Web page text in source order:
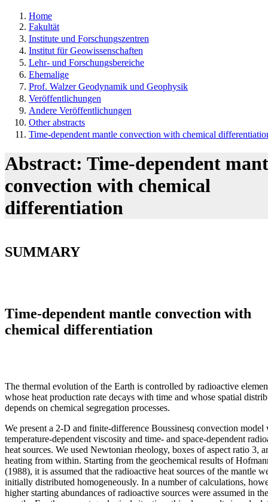
Home
Fakultät
Institute und Forschungszentren
Institut für Geowissenschaften
Lehr- und Forschungsbereiche
Ehemalige
Prof. Walzer Geodynamik und Geophysik
Veröffentlichungen
Andere Veröffentlichungen
Other abstracts
Time-dependent mantle convection with chemical
Abstract: Time-dependent
convection with chemical
differentiation
SUMMARY
Time-dependent mantle convection with
chemical differentiation
The thermal evolution of the Earth is controlled by radioactive
whose heat production rate decays with time and whose spatial
depends on chemical segregation processes.
We present a 2-D and finite-difference Boussinesq convection model
temperature-dependent viscosity and time- and space-dependent
heat sources. We used Newtonian rheology, boxes of aspect ratio 3,
heating from within. Starting from the geochemical results of
(1988), it is assumed that the radioactive heat sources of the mantle
initially distributed homogeneously. In a number of calculations,
higher starting abundances of radioactive sources were assumed in